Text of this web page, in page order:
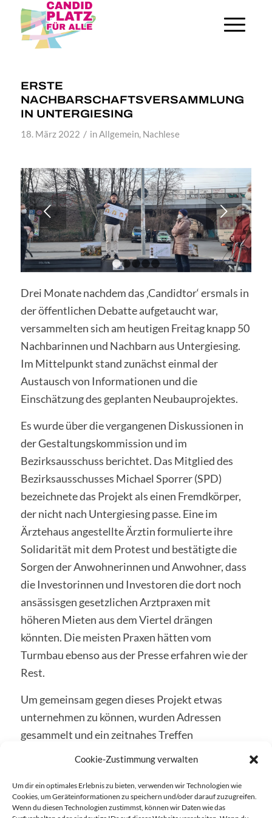
Cookie-Zustimmung verwalten
Um dir ein optimales Erlebnis zu bieten, verwenden wir Technologien wie
Cookies, um Geräteinformationen zu speichern und/oder darauf zuzugreifen.
Wenn du diesen Technologien zustimmst, können wir Daten wie das
ERSTE
NACHBARSCHAFTSVERSAMMLUNG
IN UNTERGIESING
18. März 2022 / inAllgemein, Nachlese
Weiter
1 2 3 4 5
Drei Monate nachdem das ‚Candidtor‘ ersmals in
der öffentlichen Debatte aufgetaucht war,
versammelten sich am heutigen Freitag knapp 50
Nachbarinnen und Nachbarn aus Untergiesing.
Im Mittelpunkt stand zunächst einmal der
Austausch von Informationen und die
Einschätzung des geplanten Neubauprojektes.
Es wurde über die vergangenen Diskussionen in
der Gestaltungskommission und im
Bezirksausschuss berichtet. Das Mitglied des
Bezirksausschusses Michael Sporrer (SPD)
bezeichnete das Projekt als einen Fremdkörper,
der nicht nach Untergiesing passe. Eine im
Ärztehaus angestellte Ärztin formulierte ihre
Solidarität mit dem Protest und bestätigte die
Sorgen der Anwohnerinnen und Anwohner, dass
die Investorinnen und Investoren die dort noch
ansässisgen gesetzlichen Arztpraxen mit
höheren Mieten aus dem Viertel drängen
könnten. Die meisten Praxen hätten vom
Turmbau ebenso aus der Presse erfahren wie der
Rest.
Um gemeinsam gegen dieses Projekt etwas
unternehmen zu können, wurden Adressen
gesammelt und ein zeitnahes Treffen
ausgemacht.
Schlagworte:Hans-Mielich-Platz,Versammlung